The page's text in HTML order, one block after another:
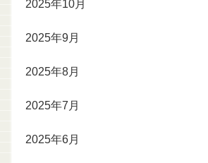
2025年10月
2025年9月
2025年8月
2025年7月
2025年6月